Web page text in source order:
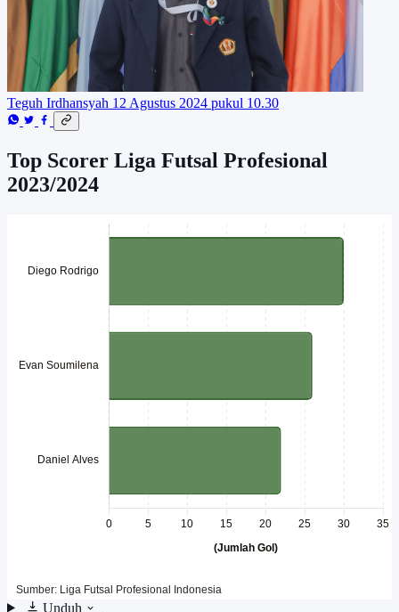
Teguh Irdhansyah 12 Agustus 2024 pukul 10.30
Top Scorer Liga Futsal Profesional
2023/2024
Unduh